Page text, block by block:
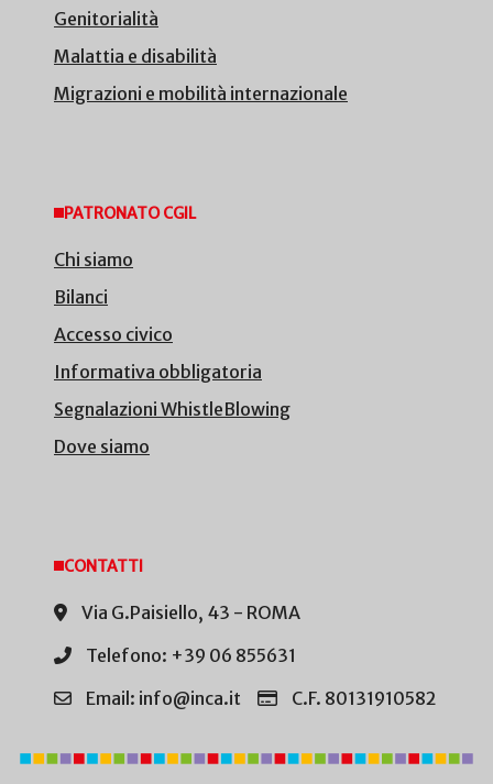
Genitorialità
Malattia e disabilità
Migrazioni e mobilità internazionale
PATRONATO CGIL
Chi siamo
Bilanci
Accesso civico
Informativa obbligatoria
Segnalazioni WhistleBlowing
Dove siamo
CONTATTI
Via G.Paisiello, 43 - ROMA
Telefono: +39 06 855631
Email: info@inca.it
C.F. 80131910582